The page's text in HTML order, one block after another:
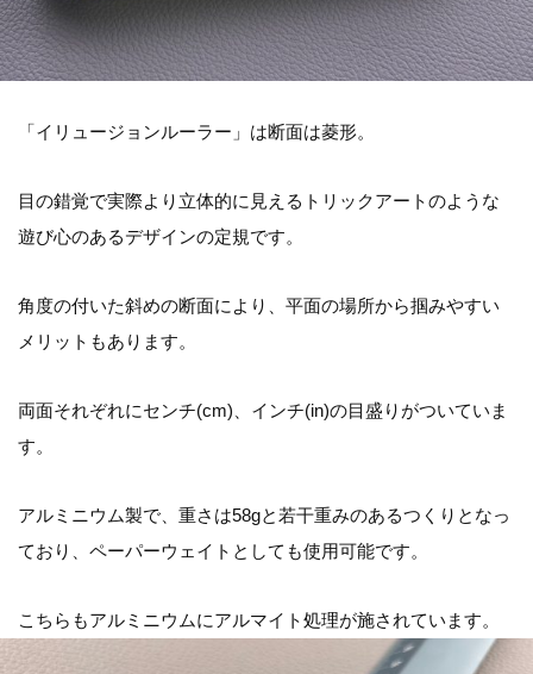
「イリュージョンルーラー」は断面は菱形。
目の錯覚で実際より立体的に見えるトリックアートのような
遊び心のあるデザインの定規です。
角度の付いた斜めの断面により、平面の場所から掴みやすい
メリットもあります。
両面それぞれにセンチ(cm)、インチ(in)の目盛りがついていま
す。
アルミニウム製で、重さは58gと若干重みのあるつくりとなっ
ており、ペーパーウェイトとしても使用可能です。
こちらもアルミニウムにアルマイト処理が施されています。